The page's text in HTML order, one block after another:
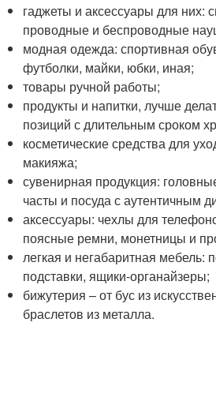
гаджеты и аксессуары для них:
проводные и беспроводные
модная одежда: спортивная
футболки, майки, юбки, иная;
товары ручной работы;
продукты и напитки, лучше
позиций с длительным сроком
косметические средства для
макияжа;
сувенирная продукция:
часты и посуда с аутентичным
аксессуары: чехлы для
поясные ремни, монетницы и
легкая и негабаритная мебель:
подставки, ящики-органайзеры;
бижутерия – от бус из
браслетов из металла.